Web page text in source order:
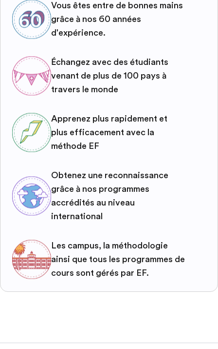
Vous êtes entre de bonnes mains
grâce à nos 60 années
d'expérience.
Échangez avec des étudiants
venant de plus de 100 pays à
travers le monde
Apprenez plus rapidement et
plus efficacement avec la
méthode EF
Obtenez une reconnaissance
grâce à nos programmes
accrédités au niveau
international
Les campus, la méthodologie
ainsi que tous les programmes de
cours sont gérés par EF.